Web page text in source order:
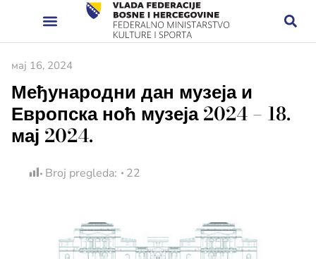
мај 16, 2024
Међународни дан музеја и
Европска ноћ музеја 2024 – 18.
мај 2024.
Broj pregleda: 22